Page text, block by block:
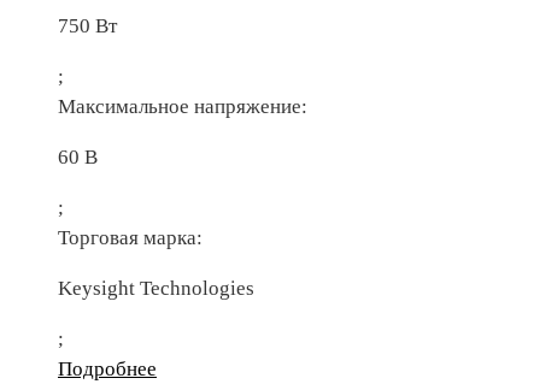
750 Вт
;
Максимальное напряжение:
60 В
;
Торговая марка:
Keysight Technologies
;
Подробнее